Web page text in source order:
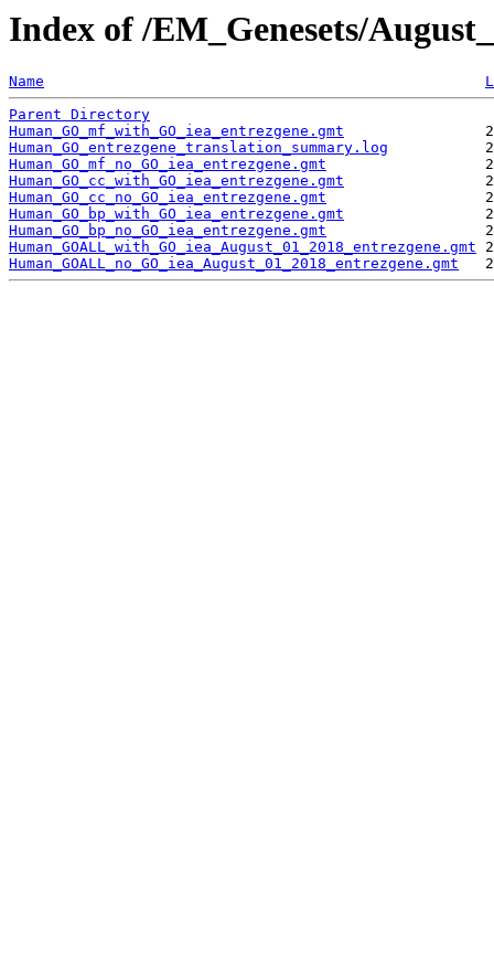
Index of /EM_Genesets/
Name
Parent Directory
Human_GO_mf_with_GO_iea_entrezgene.gmt
Human_GO_entrezgene_translation_summary.log
Human_GO_mf_no_GO_iea_entrezgene.gmt
Human_GO_cc_with_GO_iea_entrezgene.gmt
Human_GO_cc_no_GO_iea_entrezgene.gmt
Human_GO_bp_with_GO_iea_entrezgene.gmt
Human_GO_bp_no_GO_iea_entrezgene.gmt
Human_GOALL_with_GO_iea_August_01_2018_entrezgene.gmt
Human_GOALL_no_GO_iea_August_01_2018_entrezgene.gmt